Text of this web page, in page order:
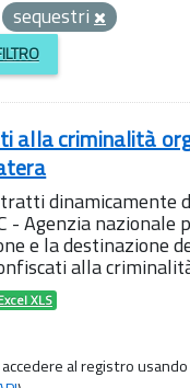
sequestri
alla criminalità
dinamicamente
- Agenzia nazionale
e la destinazione
alla
XLS
al registro